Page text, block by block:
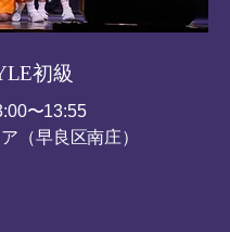
初級
〜13:55
（早良区南庄）